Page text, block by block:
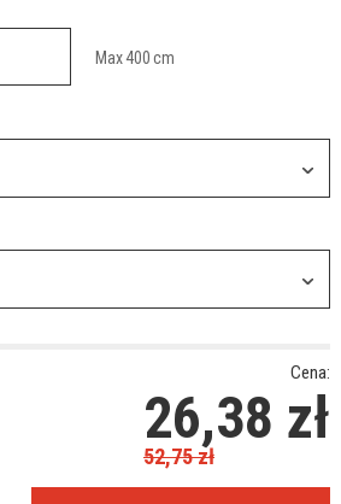
Max400cm
Cena:
26,38 zł
52,75zł